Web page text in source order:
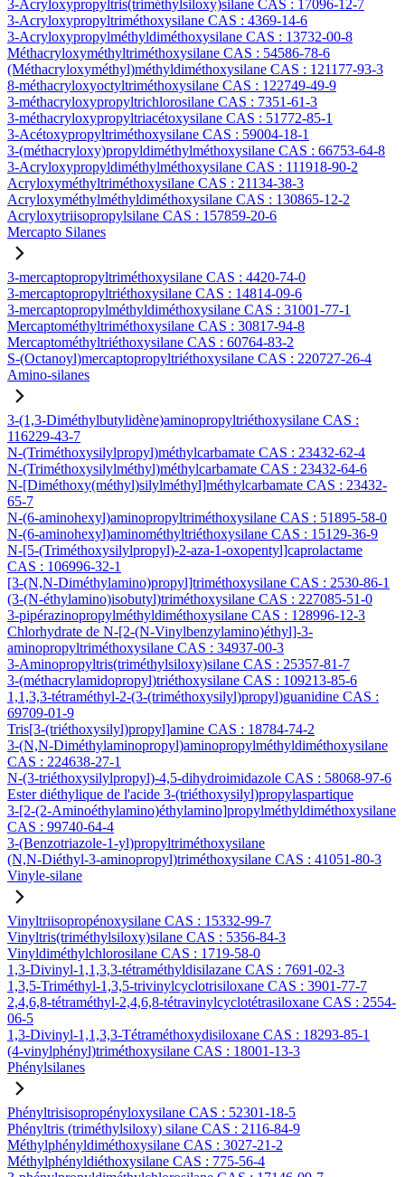
3-Acryloxypropyltris(triméthylsiloxy)silane CAS : 17096-12-7
3-Acryloxypropyltriméthoxysilane CAS : 4369-14-6
3-Acryloxypropylméthyldiméthoxysilane CAS : 13732-00-8
Méthacryloxyméthyltriméthoxysilane CAS : 54586-78-6
(Méthacryloxyméthyl)méthyldiméthoxysilane CAS : 121177-93-3
8-méthacryloxyoctyltriméthoxysilane CAS : 122749-49-9
3-méthacryloxypropyltrichlorosilane CAS : 7351-61-3
3-méthacryloxypropyltriacétoxysilane CAS : 51772-85-1
3-Acétoxypropyltriméthoxysilane CAS : 59004-18-1
3-(méthacryloxy)propyldiméthylméthoxysilane CAS : 66753-64-8
3-Acryloxypropyldiméthylméthoxysilane CAS : 111918-90-2
Acryloxyméthyltriméthoxysilane CAS : 21134-38-3
Acryloxyméthylméthyldiméthoxysilane CAS : 130865-12-2
Acryloxytriisopropylsilane CAS : 157859-20-6
Mercapto Silanes
3-mercaptopropyltriméthoxysilane CAS : 4420-74-0
3-mercaptopropyltriéthoxysilane CAS : 14814-09-6
3-mercaptopropylméthyldiméthoxysilane CAS : 31001-77-1
Mercaptométhyltriméthoxysilane CAS : 30817-94-8
Mercaptométhyltriéthoxysilane CAS : 60764-83-2
S-(Octanoyl)mercaptopropyltriéthoxysilane CAS : 220727-26-4
Amino-silanes
3-(1,3-Diméthylbutylidène)aminopropyltriéthoxysilane CAS :
116229-43-7
N-(Triméthoxysilylpropyl)méthylcarbamate CAS : 23432-62-4
N-(Triméthoxysilylméthyl)méthylcarbamate CAS : 23432-64-6
N-[Diméthoxy(méthyl)silylméthyl]méthylcarbamate CAS : 23432-
65-7
N-(6-aminohexyl)aminopropyltriméthoxysilane CAS : 51895-58-0
N-(6-aminohexyl)aminométhyltriéthoxysilane CAS : 15129-36-9
N-[5-(Triméthoxysilylpropyl)-2-aza-1-oxopentyl]caprolactame
CAS : 106996-32-1
[3-(N,N-Diméthylamino)propyl]triméthoxysilane CAS : 2530-86-1
(3-(N-éthylamino)isobutyl)triméthoxysilane CAS : 227085-51-0
3-pipérazinopropylméthyldiméthoxysilane CAS : 128996-12-3
Chlorhydrate de N-[2-(N-Vinylbenzylamino)éthyl]-3-
aminopropyltriméthoxysilane CAS : 34937-00-3
3-Aminopropyltris(triméthylsiloxy)silane CAS : 25357-81-7
3-(méthacrylamidopropyl)triéthoxysilane CAS : 109213-85-6
1,1,3,3-tétraméthyl-2-(3-(triméthoxysilyl)propyl)guanidine CAS :
69709-01-9
Tris[3-(triéthoxysilyl)propyl]amine CAS : 18784-74-2
3-(N,N-Diméthylaminopropyl)aminopropylméthyldiméthoxysilane
CAS : 224638-27-1
N-(3-triéthoxysilylpropyl)-4,5-dihydroimidazole CAS : 58068-97-6
Ester diéthylique de l'acide 3-(triéthoxysilyl)propylaspartique
3-[2-(2-Aminoéthylamino)éthylamino]propylméthyldiméthoxysilane
CAS : 99740-64-4
3-(Benzotriazole-1-yl)propyltriméthoxysilane
(N,N-Diéthyl-3-aminopropyl)triméthoxysilane CAS : 41051-80-3
Vinyle-silane
Vinyltriisopropénoxysilane CAS : 15332-99-7
Vinyltris(triméthylsiloxy)silane CAS : 5356-84-3
Vinyldiméthylchlorosilane CAS : 1719-58-0
1,3-Divinyl-1,1,3,3-tétraméthyldisilazane CAS : 7691-02-3
1,3,5-Triméthyl-1,3,5-trivinylcyclotrisiloxane CAS : 3901-77-7
2,4,6,8-tétraméthyl-2,4,6,8-tétravinylcyclotétrasiloxane CAS : 2554-
06-5
1,3-Divinyl-1,1,3,3-Tétraméthoxydisiloxane CAS : 18293-85-1
(4-vinylphényl)triméthoxysilane CAS : 18001-13-3
Phénylsilanes
Phényltrisisopropényloxysilane CAS : 52301-18-5
Phényltris (triméthylsiloxy) silane CAS : 2116-84-9
Méthylphényldiméthoxysilane CAS : 3027-21-2
Méthylphényldiéthoxysilane CAS : 775-56-4